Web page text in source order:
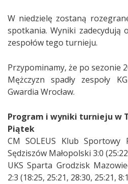
W niedzielę zostaną
spotkania. Wyniki zadecydują
zespołów tego turnieju.
Przypominamy, że po sezonie
Mężczyzn spadły zespoły
Gwardia Wrocław.
Program i wyniki turnieju w
Piątek
CM SOLEUS Klub Sportowy
Sędziszów Małopolski 3:0
UKS Sparta Grodzisk
2:3 (18:25, 25:21, 28:30, 25:21,